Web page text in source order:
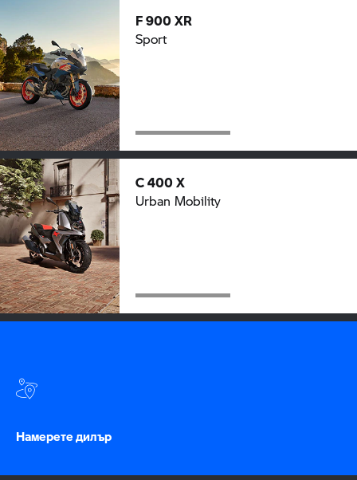
F 900 XR
Sport
C 400 X
Urban Mobility
Намерете дилър